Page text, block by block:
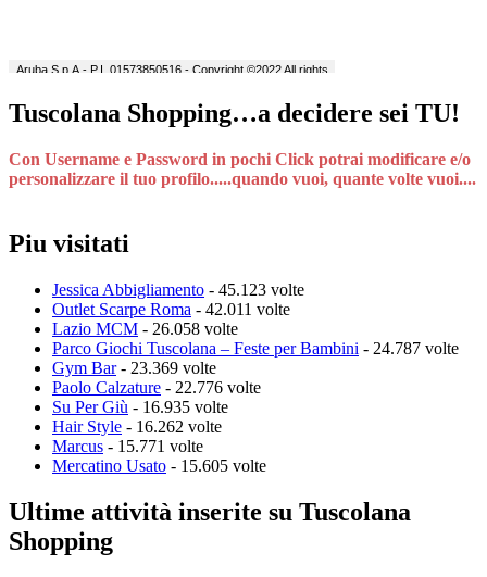
Tuscolana Shopping…a decidere sei TU!
Con Username e Password in pochi Click potrai modificare e/o
personalizzare il tuo profilo.....quando vuoi, quante volte vuoi....
Piu visitati
Jessica Abbigliamento - 45.123 volte
Outlet Scarpe Roma - 42.011 volte
Lazio MCM - 26.058 volte
Parco Giochi Tuscolana – Feste per Bambini - 24.787 volte
Gym Bar- 23.369 volte
Paolo Calzature - 22.776 volte
Su Per Giù - 16.935 volte
Hair Style - 16.262 volte
Marcus - 15.771 volte
Mercatino Usato - 15.605 volte
Ultime attività inserite su Tuscolana
Shopping